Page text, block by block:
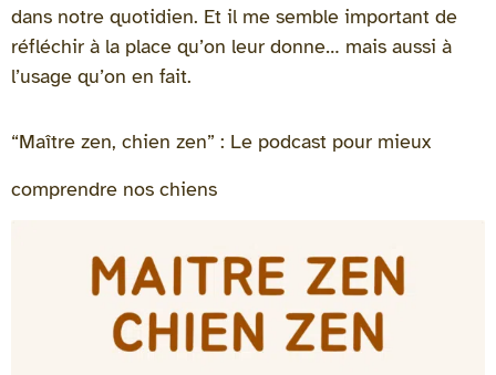
dans notre quotidien. Et il me semble important de
réfléchir à la place qu’on leur donne… mais aussi à
l’usage qu’on en fait.
“Maître zen, chien zen” : Le podcast pour mieux
comprendre nos chiens